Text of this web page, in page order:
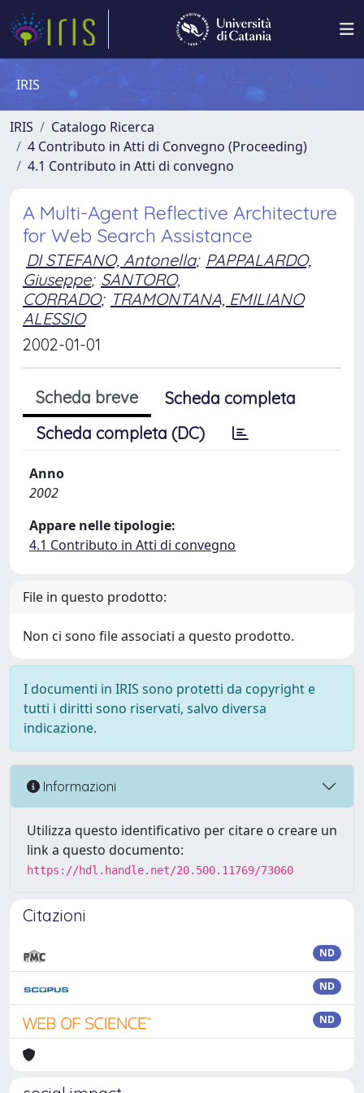
IRIS
IRIS
Catalogo Ricerca
4 Contributo in Atti di Convegno (Proceeding)
4.1 Contributo in Atti di convegno
A Multi-Agent Reflective Architecture
for Web Search Assistance
DI STEFANO, Antonella; PAPPALARDO,
Giuseppe; SANTORO,
CORRADO; TRAMONTANA, EMILIANO
ALESSIO
2002-01-01
Scheda breve
Scheda completa
Scheda completa (DC)
Anno
2002
Appare nelle tipologie:
4.1 Contributo in Atti di convegno
File in questo prodotto:
Non ci sono file associati a questo prodotto.
I documenti in IRIS sono protetti da copyright e
tutti i diritti sono riservati, salvo diversa
indicazione.
Informazioni
Utilizza questo identificativo per citare o creare un
link a questo documento:
https://hdl.handle.net/20.500.11769/73060
Citazioni
ND
ND
ND